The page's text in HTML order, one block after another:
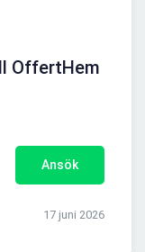
OffertHem
Ansök
17 juni 2026